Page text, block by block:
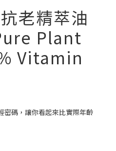
老精萃油
Plant
Vitamin
密碼，讓你看起來比實際年齡